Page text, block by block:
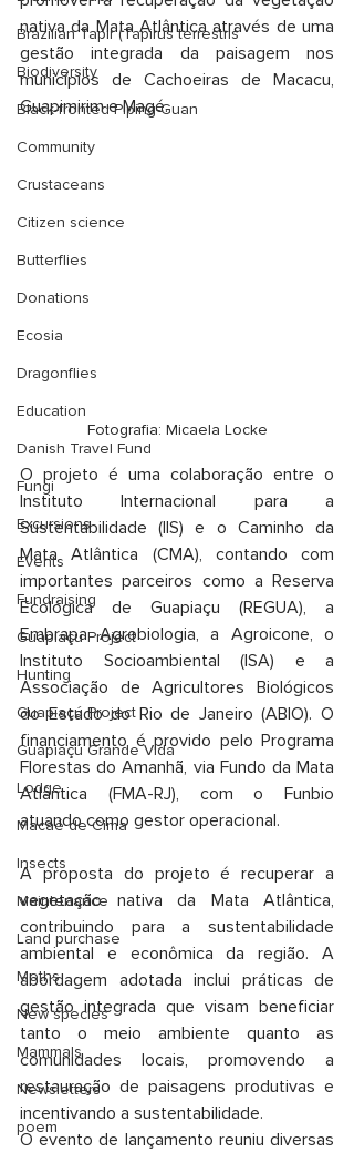
Brazilian Tapir (Tapirus terrestris
Biodiversity
Black-fronted Piping-Guan
Community
Crustaceans
Citizen science
Butterflies
Donations
Ecosia
Dragonflies
Education
Danish Travel Fund
Fungi
Excursions
Events
Fundraising
Guapiaçu Project
Hunting
Guapiaçú Project
Guapiaçú Grande Vida
Lodge
Macaé de Cima
Insects
Maintenance
Land purchase
Moths
New species
Mammals
Newsletters
poem
nativa da Mata Atlântica através de uma
gestão integrada da paisagem nos
municípios de Cachoeiras de Macacu,
Guapimirim e Magé.
Fotografia: Micaela Locke
O projeto é uma colaboração entre o
Instituto Internacional para a
Sustentabilidade (IIS) e o Caminho da
Mata Atlântica (CMA), contando com
importantes parceiros como a Reserva
Ecológica de Guapiaçu (REGUA), a
Embrapa Agrobiologia, a Agroicone, o
Instituto Socioambiental (ISA) e a
Associação de Agricultores Biológicos
do Estado do Rio de Janeiro (ABIO). O
financiamento é provido pelo Programa
Florestas do Amanhã, via Fundo da Mata
Atlântica (FMA-RJ), com o Funbio
atuando como gestor operacional.
A proposta do projeto é recuperar a
vegetação nativa da Mata Atlântica,
contribuindo para a sustentabilidade
ambiental e econômica da região. A
abordagem adotada inclui práticas de
gestão integrada que visam beneficiar
tanto o meio ambiente quanto as
comunidades locais, promovendo a
restauração de paisagens produtivas e
incentivando a sustentabilidade.
O evento de lançamento reuniu diversas